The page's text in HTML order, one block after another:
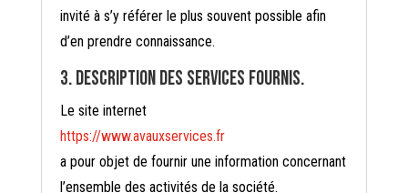
invité à s’y référer le plus souvent possible afin
d’en prendre connaissance.
3. Description des services fournis.
Le site internet
https://www.avauxservices.fr
a pour objet de fournir une information concernant
l’ensemble des activités de la société.